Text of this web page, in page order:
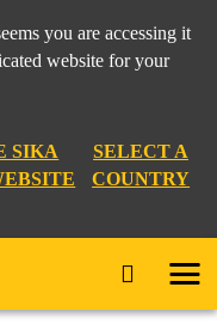
you are accessing it
website for your
SIKA
SELECT A
COUNTRY